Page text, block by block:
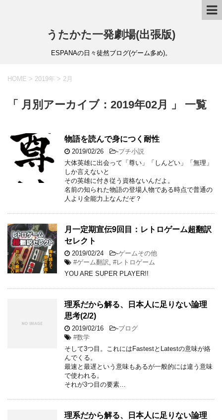
うたかた一発劇場(出張版)
ESPANAの日々徒然ブログ(ゲーム多め)。
HOME > 2019年 > 2月
「 月別アーカイブ：2019年02月 」 一覧
物語を読んで身につく耐性
2019/02/26 -プチ小説
大体英雄に出会って「尊い」「しんどい」「無理」
しか言えないと
その英雄に付き従う資格ないんだよ。
名前の知られた物語の登場人物である時点で普通の
人より全能力上なんだぞ？
月一定期宣伝9回目：レトロゲーム超翻訳
セレクト
2019/02/24 -ゲームその他
#ゲーム翻訳 #レトロゲーム
YOU ARE SUPER PLAYER!!
理系だから解る、日本人に足りない論理
思考(2/2)
2019/02/16 -ブログ
#数学
そして3つ目。これにはFastestとLatestの意味が絡
んでくる。
最速と最遅という意味もあるが一般的には違う意味
で使われる。
それが3つ目の要素…
理系だから解る、日本人に足りない論理